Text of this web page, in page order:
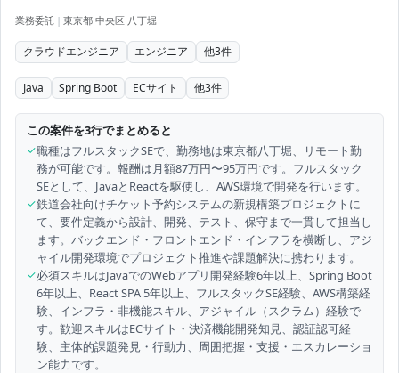
業務委託 | 東京都 中央区 八丁堀
クラウドエンジニア エンジニア 他3件
Java Spring Boot ECサイト 他3件
この案件を3行でまとめると
✓職種はフルスタックSEで、勤務地は東京都八丁堀、リモート勤
務が可能です。報酬は月額87万円〜95万円です。フルスタック
SEとして、JavaとReactを駆使し、AWS環境で開発を行います。
✓鉄道会社向けチケット予約システムの新規構築プロジェクトに
て、要件定義から設計、開発、テスト、保守まで一貫して担当し
ます。バックエンド・フロントエンド・インフラを横断し、アジ
ャイル開発環境でプロジェクト推進や課題解決に携わります。
✓必須スキルはJavaでのWebアプリ開発経験6年以上、Spring Boot
6年以上、React SPA 5年以上、フルスタックSE経験、AWS構築経
験、インフラ・非機能スキル、アジャイル（スクラム）経験で
す。歓迎スキルはECサイト・決済機能開発知見、認証認可経
験、主体的課題発見・行動力、周囲把握・支援・エスカレーショ
ン能力です。